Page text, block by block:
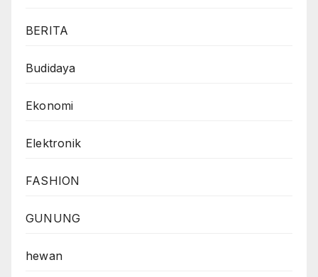
BERITA
Budidaya
Ekonomi
Elektronik
FASHION
GUNUNG
hewan